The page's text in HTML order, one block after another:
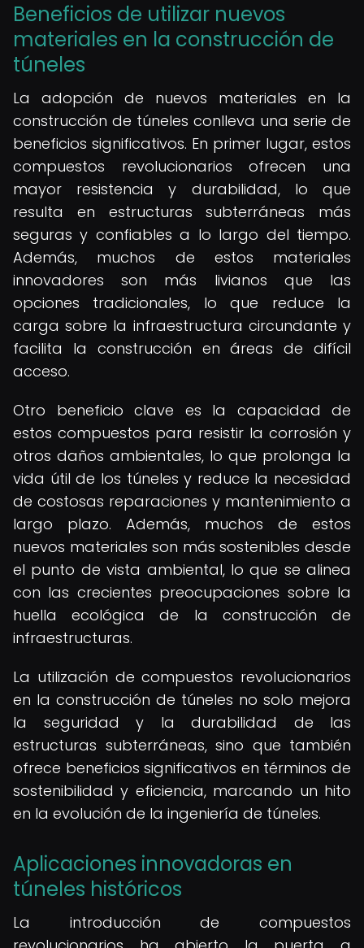
Beneficios de utilizar nuevos
materiales en la construcción de
túneles
La adopción de nuevos materiales en la
construcción de túneles conlleva una serie de
beneficios significativos. En primer lugar, estos
compuestos revolucionarios ofrecen una
mayor resistencia y durabilidad, lo que
resulta en estructuras subterráneas más
seguras y confiables a lo largo del tiempo.
Además, muchos de estos materiales
innovadores son más livianos que las
opciones tradicionales, lo que reduce la
carga sobre la infraestructura circundante y
facilita la construcción en áreas de difícil
acceso.
Otro beneficio clave es la capacidad de
estos compuestos para resistir la corrosión y
otros daños ambientales, lo que prolonga la
vida útil de los túneles y reduce la necesidad
de costosas reparaciones y mantenimiento a
largo plazo. Además, muchos de estos
nuevos materiales son más sostenibles desde
el punto de vista ambiental, lo que se alinea
con las crecientes preocupaciones sobre la
huella ecológica de la construcción de
infraestructuras.
La utilización de compuestos revolucionarios
en la construcción de túneles no solo mejora
la seguridad y la durabilidad de las
estructuras subterráneas, sino que también
ofrece beneficios significativos en términos de
sostenibilidad y eficiencia, marcando un hito
en la evolución de la ingeniería de túneles.
Aplicaciones innovadoras en
túneles históricos
La introducción de compuestos